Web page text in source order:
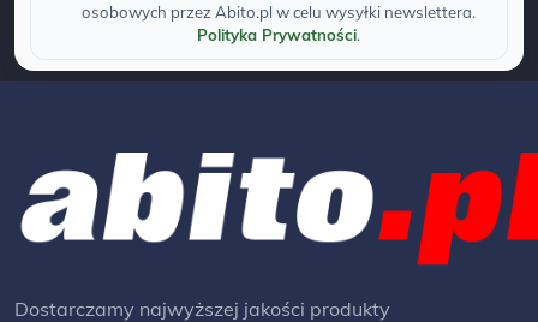
osobowych przez Abito.pl w celu wysyłki newslettera.
Polityka Prywatności.
Dostarczamy najwyższej jakości produkty